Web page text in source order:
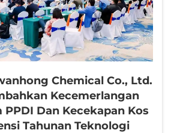
Chemical Co., Ltd.
Kecemerlangan
PPDI Dan Kecekapan Kos
Tahunan Teknologi